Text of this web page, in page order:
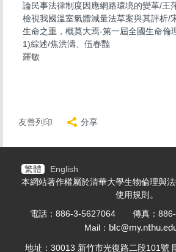
論民事法律制度因應網路環境的變革/王
檢視我國溫室氣體減量法草案與其評析/
生命之重，概莫大焉-第一屆全國生命倫
1)綜述/焦洪濤、伍春豔
羅敏
友善列印 分享
繁體
English
本網站著作權屬於清華大學生物倫理與
使用規則 。
電話：886-3-5627064 傳真：
Mail：
地址：30013 新竹市光復路二段101號